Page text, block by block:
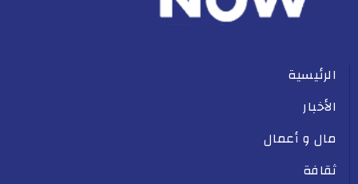
الرئيسية
الأخبار
مال و أعمال
ثقافة